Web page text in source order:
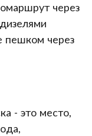
через
пешком через
- это место,